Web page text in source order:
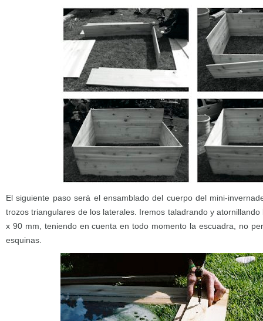
El siguiente paso será el ensamblado del cuerpo del mini-
trozos triangulares de los laterales. Iremos taladrando y
x 90 mm, teniendo en cuenta en todo momento la escuadra, no
esquinas.